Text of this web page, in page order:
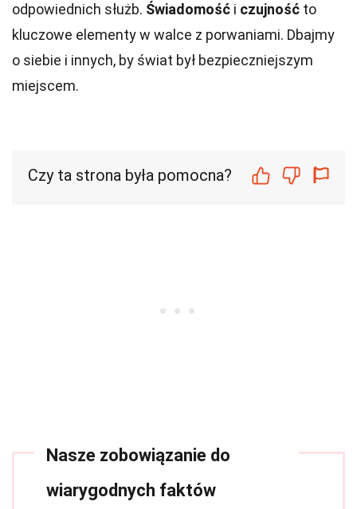
odpowiednich służb. Świadomość i czujność to
kluczowe elementy w walce z porwaniami. Dbajmy
o siebie i innych, by świat był bezpieczniejszym
miejscem.
Czy ta strona była pomocna?
Nasze zobowiązanie do
wiarygodnych faktów